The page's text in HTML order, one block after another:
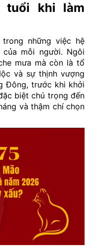
tuổi khi làm
những việc hệ
mỗi người. Ngôi
mưa mà còn là tổ
và sự thịnh vượng
Đông, trước khi khởi
biệt chú trọng đến
và thậm chí chọn